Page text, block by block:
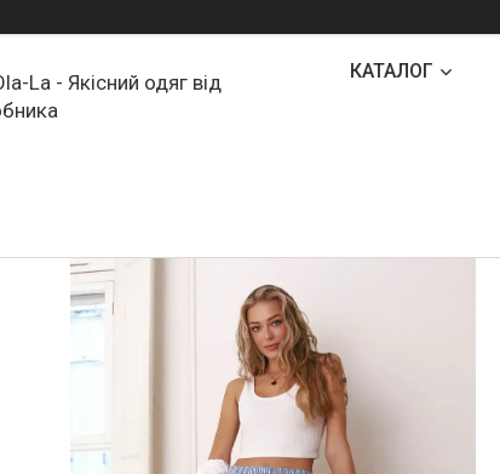
La - Якісний одяг від
КАТАЛОГ